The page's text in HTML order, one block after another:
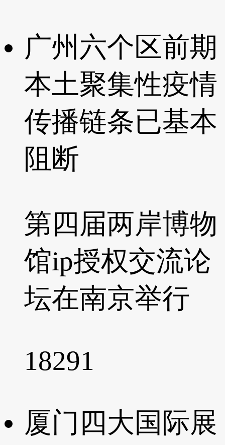
广州六个区前期
本土聚集性疫情
传播链条已基本
阻断
第四届两岸博物
馆ip授权交流论
坛在南京举行
18291
厦门四大国际展